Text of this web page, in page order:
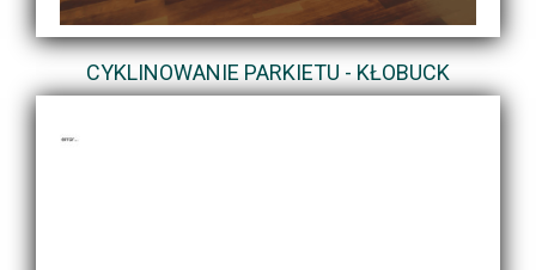
CYKLINOWANIE PARKIETU - KŁOBUCK